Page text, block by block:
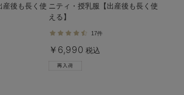
産後も長く使 ニティ・授乳服【出産後も長く使
える】
17件
￥6,990 税込